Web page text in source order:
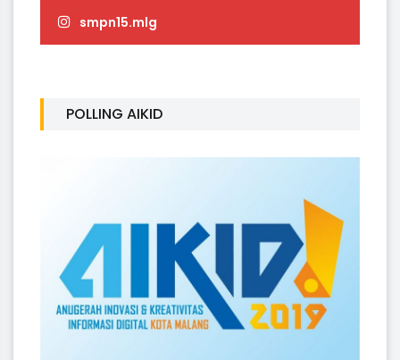
smpn15.mlg
POLLING AIKID